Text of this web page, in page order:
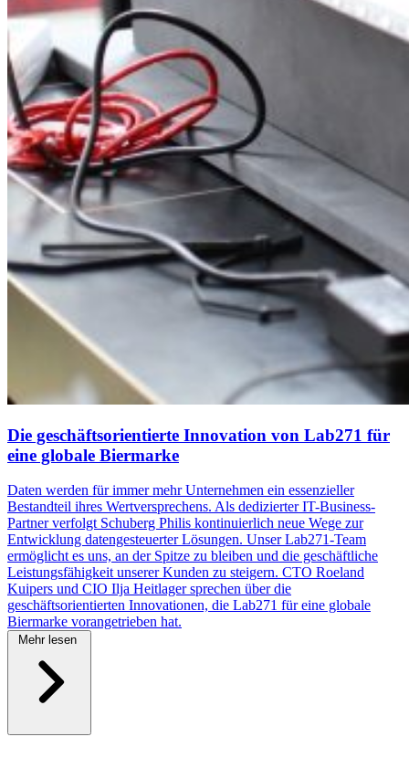
Die geschäftsorientierte Innovation von Lab271 für
eine globale Biermarke
Daten werden für immer mehr Unternehmen ein essenzieller
Bestandteil ihres Wertversprechens. Als dedizierter IT-Business-
Partner verfolgt Schuberg Philis kontinuierlich neue Wege zur
Entwicklung datengesteuerter Lösungen. Unser Lab271-Team
ermöglicht es uns, an der Spitze zu bleiben und die geschäftliche
Leistungsfähigkeit unserer Kunden zu steigern. CTO Roeland
Kuipers und CIO Ilja Heitlager sprechen über die
geschäftsorientierten Innovationen, die Lab271 für eine globale
Biermarke vorangetrieben hat.
Mehr lesen